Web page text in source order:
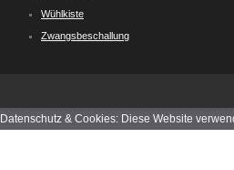
Wühlkiste
Zwangsbeschallung
Datenschutz & Cookies: Diese Website